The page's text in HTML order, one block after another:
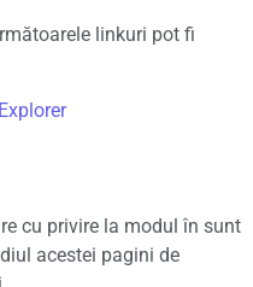
linkuri pot fi
cu privire la modul în sunt
acestei pagini de